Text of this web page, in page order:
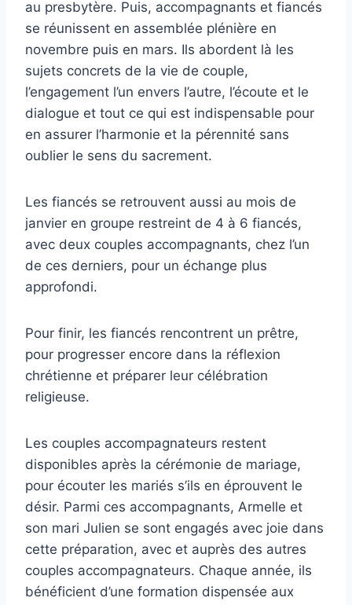
au presbytère. Puis, accompagnants et fiancés
se réunissent en assemblée plénière en
novembre puis en mars. Ils abordent là les
sujets concrets de la vie de couple,
l’engagement l’un envers l’autre, l’écoute et le
dialogue et tout ce qui est indispensable pour
en assurer l’harmonie et la pérennité sans
oublier le sens du sacrement.
Les fiancés se retrouvent aussi au mois de
janvier en groupe restreint de 4 à 6 fiancés,
avec deux couples accompagnants, chez l’un
de ces derniers, pour un échange plus
approfondi.
Pour finir, les fiancés rencontrent un prêtre,
pour progresser encore dans la réflexion
chrétienne et préparer leur célébration
religieuse.
Les couples accompagnateurs restent
disponibles après la cérémonie de mariage,
pour écouter les mariés s’ils en éprouvent le
désir. Parmi ces accompagnants, Armelle et
son mari Julien se sont engagés avec joie dans
cette préparation, avec et auprès des autres
couples accompagnateurs. Chaque année, ils
bénéficient d’une formation dispensée aux